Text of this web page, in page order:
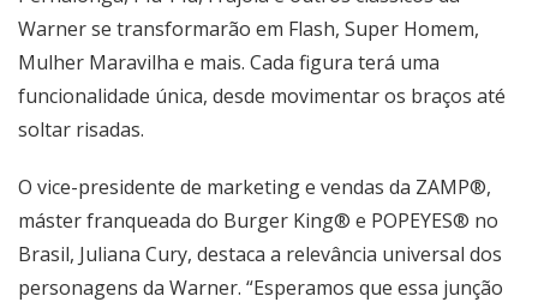
Warner se transformarão em Flash, Super Homem,
Mulher Maravilha e mais. Cada figura terá uma
funcionalidade única, desde movimentar os braços até
soltar risadas.
O vice-presidente de marketing e vendas da ZAMP®,
máster franqueada do Burger King® e POPEYES® no
Brasil, Juliana Cury, destaca a relevância universal dos
personagens da Warner. “Esperamos que essa junção